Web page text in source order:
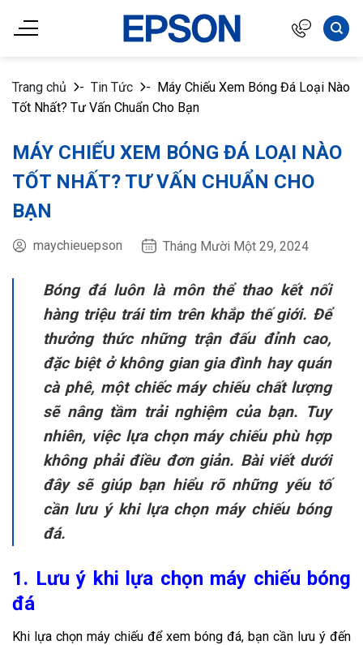
đến
Trang chủ
- Tin Tức - Máy Chiếu Xem Bóng Đá Loại Nào
Tốt Nhất? Tư Vấn Chuẩn Cho Bạn
MÁY CHIẾU XEM BÓNG ĐÁ LOẠI NÀO
TỐT NHẤT? TƯ VẤN CHUẨN CHO
BẠN
maychieuepson Tháng Mười Một 29, 2024
Bóng đá luôn là môn thể thao kết nối
hàng triệu trái tim trên khắp thế giới. Để
thưởng thức những trận đấu đỉnh cao,
đặc biệt ở không gian gia đình hay quán
cà phê, một chiếc máy chiếu chất lượng
sẽ nâng tầm trải nghiệm của bạn. Tuy
nhiên, việc lựa chọn máy chiếu phù hợp
không phải điều đơn giản. Bài viết dưới
đây sẽ giúp bạn hiểu rõ những yếu tố
cần lưu ý khi lựa chọn máy chiếu bóng
đá.
1. Lưu ý khi lựa chọn máy chiếu bóng
đá
Khi lựa chọn máy chiếu để xem bóng đá, bạn cần lưu ý đến